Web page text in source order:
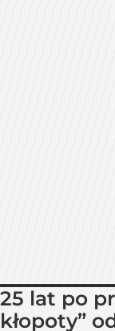
25 lat po
kłopoty”